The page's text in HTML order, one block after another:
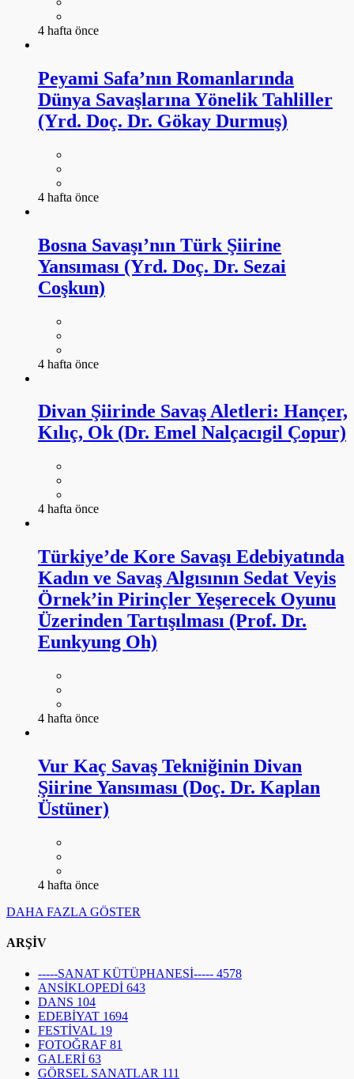
4 hafta önce
Peyami Safa’nın Romanlarında
Dünya Savaşlarına Yönelik Tahliller
(Yrd. Doç. Dr. Gökay Durmuş)
4 hafta önce
Bosna Savaşı’nın Türk Şiirine
Yansıması (Yrd. Doç. Dr. Sezai
Coşkun)
4 hafta önce
Divan Şiirinde Savaş Aletleri: Hançer,
Kılıç, Ok (Dr. Emel Nalçacıgil Çopur)
4 hafta önce
Türkiye’de Kore Savaşı Edebiyatında
Kadın ve Savaş Algısının Sedat Veyis
Örnek’in Pirinçler Yeşerecek Oyunu
Üzerinden Tartışılması (Prof. Dr.
Eunkyung Oh)
4 hafta önce
Vur Kaç Savaş Tekniğinin Divan
Şiirine Yansıması (Doç. Dr. Kaplan
Üstüner)
4 hafta önce
DAHA FAZLA GÖSTER
ARŞİV
-----SANAT KÜTÜPHANESİ----- 4578
ANSİKLOPEDİ 643
DANS 104
EDEBİYAT 1694
FESTİVAL 19
FOTOĞRAF 81
GALERİ 63
GÖRSEL SANATLAR 111